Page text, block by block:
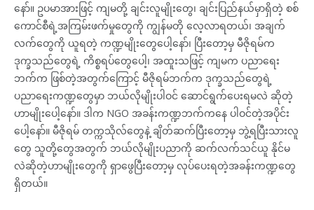
နော်။ ဥပမာအားဖြင့် ကျမတို့ ချင်းလူမျိုးတွေ၊ ချင်းပြည်နယ်မှာရှိတဲ့ စစ်
ကောင်စီရဲ့အကြမ်းဖက်မှုတွေကို ကျွန်မတို လေ့လာရတယ်၊ အချက်
လက်တွေကို ယူရတဲ့ ကဏ္ဍမျိုးတွေပေါ့နော်၊ ပြီးတော့မှ မီဇိုရမ်က
ဒုက္ခသည်တွေရဲ့ ကိစ္စရပ်တွေပေါ့၊ အထူးသဖြင့် ကျမက ပညာရေး
ဘက်က ဖြစ်တဲ့အတွက်ကြောင့် မီဇိုရမ်ဘက်က ဒုက္ခသည်တွေရဲ့
ပညာရေးကဏ္ဍတွေမှာ ဘယ်လိုမျိုးပါဝင် ဆောင်ရွက်ပေးရမလဲ ဆိုတဲ့
ဟာမျိုးပေါ့နော်။ ဒါက NGO အခန်းကဏ္ဍဘက်ကနေ ပါဝင်တဲ့အပိုင်း
ပေါ့နော်။ မီဇိုရမ် တက္ကသိုလ်တွေနဲ့ ချိတ်ဆက်ပြီးတော့မှ ဘွဲ့ရပြီးသားလူ
တွေ သူတို့တွေအတွက် ဘယ်လိုမျိုးပညာကို ဆက်လက်သင်ယူ နိုင်မ
လဲဆိုတဲ့ဟာမျိုးတွေကို ရှာဖွေပြီးတော့မှ လုပ်ပေးရတဲ့အခန်းကဏ္ဍတွေ
ရှိတယ်။